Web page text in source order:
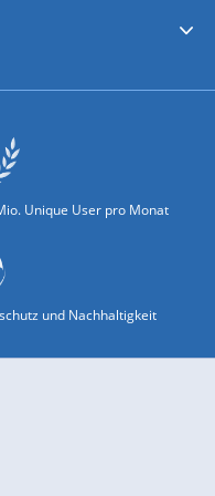
Unique User pro Monat
und Nachhaltigkeit